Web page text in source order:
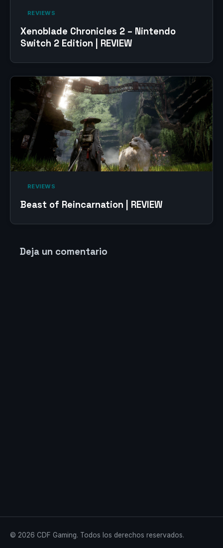
‎ REVIEWS‎
Xenoblade Chronicles 2 – Nintendo
Switch 2 Edition | REVIEW
‎ REVIEWS‎
Beast of Reincarnation | REVIEW
Deja un comentario
© 2026 CDF Gaming. Todos los derechos reservados.